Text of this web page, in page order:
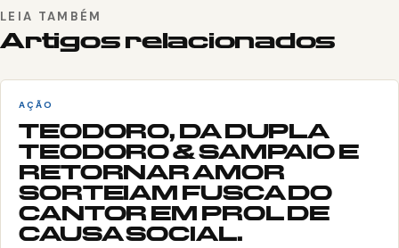
LEIA TAMBÉM
Artigos relacionados
AÇÃO
TEODORO, DA DUPLA
TEODORO & SAMPAIO E
RETORNAR AMOR
SORTEIAM FUSCA DO
CANTOR EM PROL DE
CAUSA SOCIAL.